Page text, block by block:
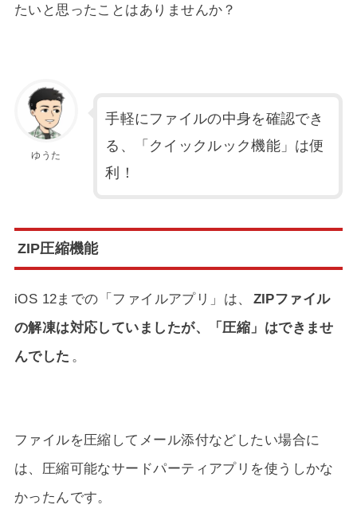
たいと思ったことはありませんか？
ゆうた
手軽にファイルの中身を確認でき
る、「クイックルック機能」は便
利！
ZIP圧縮機能
iOS 12までの「ファイルアプリ」は、
ZIPファイル
の解凍は対応していましたが、「圧縮」はできませ
んでした 。
ファイルを圧縮してメール添付などしたい場合に
は、圧縮可能なサードパーティアプリを使うしかな
かったんです。